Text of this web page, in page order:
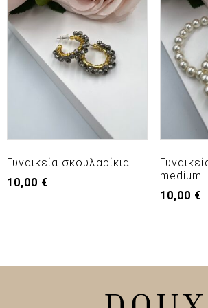
Γυναικεία σκουλαρίκια
10,00 €
medium
10,00 €